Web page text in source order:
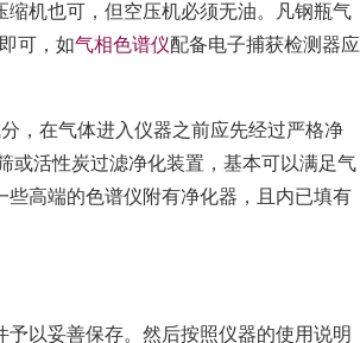
机也可，但空压机必须无油。凡钢瓶气
可，如气相色谱仪配备电子捕获检测器应
，在气体进入仪器之前应先经过严格净
或活性炭过滤净化装置，基本可以满足气
高端的色谱仪附有净化器，且内已填有
以妥善保存。然后按照仪器的使用说明